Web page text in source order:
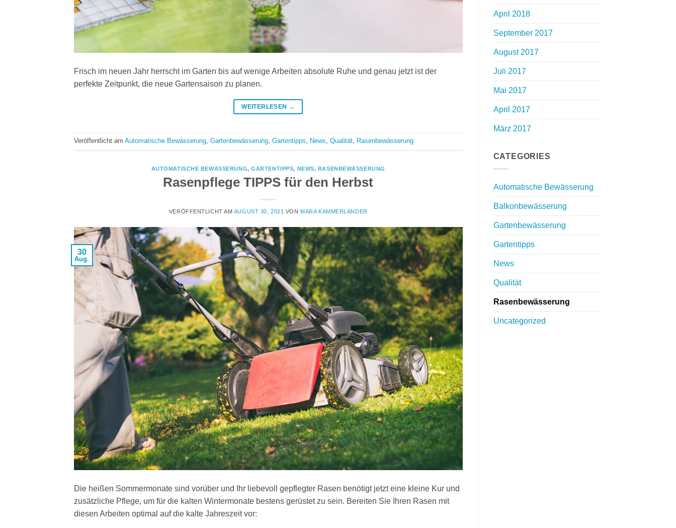
Frisch im neuen Jahr herrscht im Garten bis auf wenige Arbeiten absolute Ruhe und genau jetzt ist der
perfekte Zeitpunkt, die neue Gartensaison zu planen.
WEITERLESEN →
Veröffentlicht am Automatische Bewässerung Gartenbewässerung Gartentipps News Qualität Rasenbewässerung
AUTOMATISCHE BEWÄSSERUNG,GARTENTIPPS, NEWS, RASENBEWÄSSERUNG
Rasenpflege TIPPS für den Herbst
VERÖFFENTLICHT AM AUGUST 30, 2021 VON MARA KAMMERLANDER
30
Aug.
Die heißen Sommermonate sind vorüber und Ihr liebevoll gepflegter Rasen benötigt jetzt eine kleine Kur und
zusätzliche Pflege, um für die kalten Wintermonate bestens gerüstet zu sein. Bereiten Sie Ihren Rasen mit
diesen Arbeiten optimal auf die kalte Jahreszeit vor:
April 2018
September 2017
August 2017
Juli 2017
Mai 2017
April 2017
März 2017
CATEGORIES
Automatische Bewässerung
Balkonbewässerung
Gartenbewässerung
Gartentipps
News
Qualität
Rasenbewässerung
Uncategorized